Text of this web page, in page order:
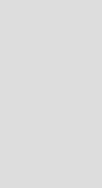
ribattono ai Giovani di